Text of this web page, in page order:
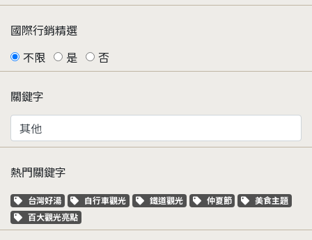
國際行銷精選
不限
是 否
關鍵字
熱門關鍵字
關鍵字標籤
台灣好湯 關鍵字標籤
自行車觀光 關鍵字標籤
鐵道觀光 關鍵字標籤
仲夏節 關鍵字標籤
美食主題
關鍵字標籤
百大觀光亮點